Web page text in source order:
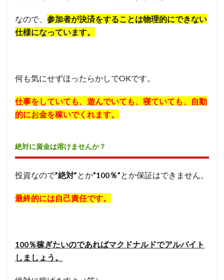
なので、 参加者が決済をすることは物理的にできない
仕様になっています。
何も気にせずほったらかしでOKです。
仕事をしていても、遊んでいても、寝ていても、自動
的にお金を稼いでくれます。
絶対に資金は溶けませんか？
投資なので”絶対”とか”100％”とか保証はできません。
最終的には自己責任です。
100％稼ぎたいのであればマクドナルドでアルバイト
しましょう。